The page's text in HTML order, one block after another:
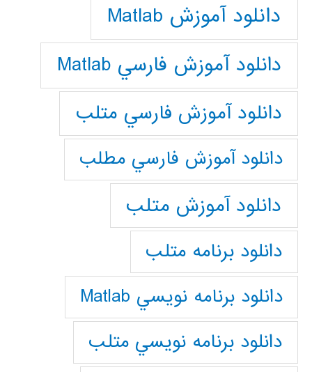
دانلود آموزش Matlab
دانلود آموزش فارسي Matlab
دانلود آموزش فارسي متلب
دانلود آموزش فارسي مطلب
دانلود آموزش متلب
دانلود برنامه متلب
دانلود برنامه نويسي Matlab
دانلود برنامه نويسي متلب